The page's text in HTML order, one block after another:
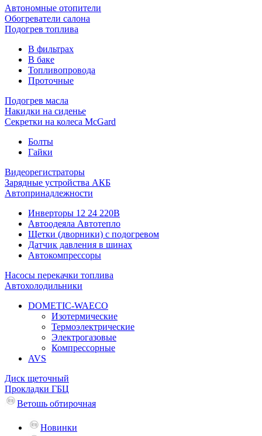
Автономные отопители
Обогреватели салона
Подогрев топлива
В фильтрах
В баке
Топливопровода
Проточные
Подогрев масла
Накидки на сиденье
Секретки на колеса McGard
Болты
Гайки
Видеорегистраторы
Зарядные устройства АКБ
Автопринадлежности
Инверторы 12 24 220В
Автоодеяла Автотепло
Щетки (дворники) с подогревом
Датчик давления в шинах
Автокомпрессоры
Насосы перекачки топлива
Автохолодильники
DOMETIC-WAECO
Изотермические
Термоэлектрические
Электрогазовые
Компрессорные
AVS
Диск щеточный
Прокладки ГБЦ
Ветошь обтирочная
Новинки